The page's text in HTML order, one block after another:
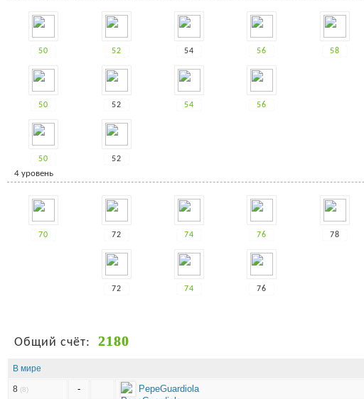
50 52 54 56 58
50 52 54 56
50 52
4 уровень
70 72 74 76 78
72 74 76
Общий счёт: 2180
В мире
8 (8) - PepeGuardiola